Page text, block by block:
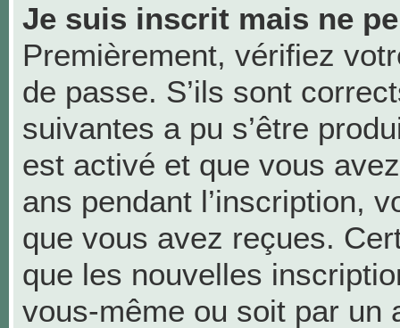
Je suis inscrit mais ne
Premièrement, vérifiez
de passe. S’ils sont
suivantes a pu s’être
est activé et que vous
ans pendant l’inscription,
que vous avez reçues.
que les nouvelles
vous-même ou soit par un